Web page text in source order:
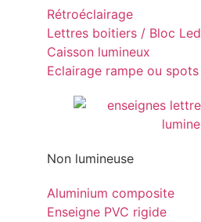
Rétroéclairage
Lettres boitiers / Bloc Led
Caisson lumineux
Eclairage rampe ou spots
Non lumineuse
Aluminium composite
Enseigne PVC rigide